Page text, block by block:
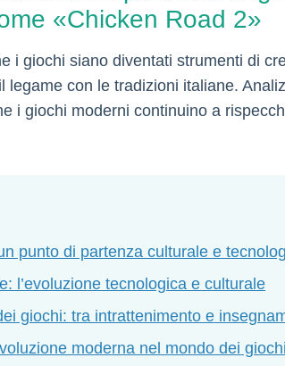
«Chicken Road 2»
i giochi siano diventati strumenti di
con le tradizioni italiane.
i giochi moderni continuino a
punto di partenza culturale e
l’evoluzione tecnologica e culturale
giochi: tra intrattenimento e
moderna nel mondo dei